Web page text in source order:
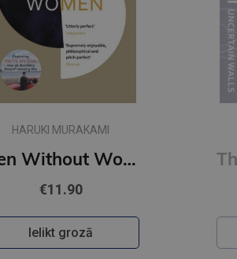
HARUKI MURAKAMI
Men Without Women
€11.90
Ielikt grozā